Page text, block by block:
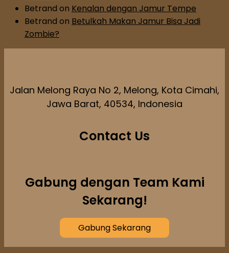
Betrand on Kenalan dengan Jamur Tempe
Betrand on Betulkah Makan Jamur Bisa Jadi
Zombie?
Jalan Melong Raya No 2, Melong, Kota Cimahi,
Jawa Barat, 40534, Indonesia
Contact Us
Gabung dengan Team Kami
Sekarang!
Gabung Sekarang